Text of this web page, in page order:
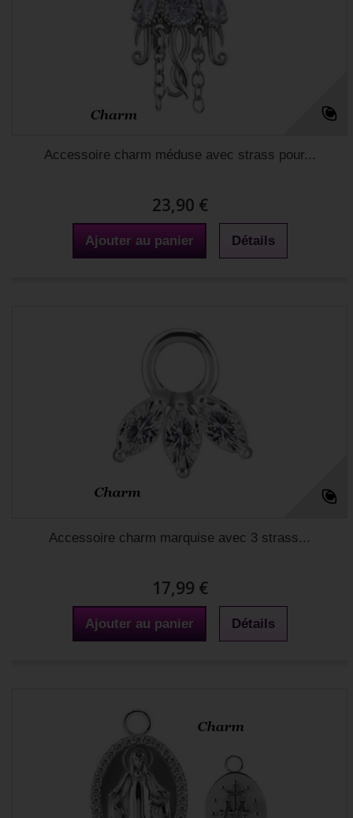
Accessoire charm méduse avec strass pour...
23,90 €
Ajouter au panier Détails
Accessoire charm marquise avec 3 strass...
17,99 €
Ajouter au panier Détails